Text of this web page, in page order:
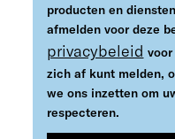
producten en
afmelden voor deze
privacybeleid
zich af kunt melden,
we ons inzetten om
respecteren.